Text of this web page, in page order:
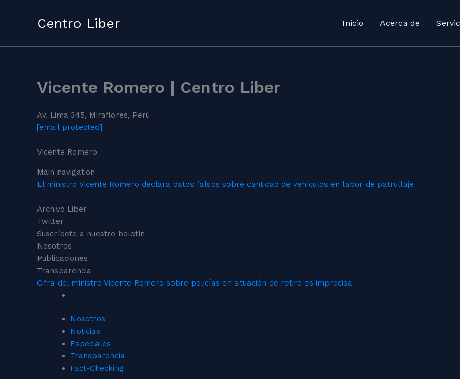
Centro Liber Inicio Acerca de
Vicente Romero | Centro Liber
Av. Lima 345, Miraflores, Perú
[email protected]
Vicente Romero
Main navigation
El ministro Vicente Romero declara datos falsos sobre cantidad de vehículos en labor de patrullaje
Archivo Liber
Twitter
Suscríbete a nuestro boletín
Nosotros
Publicaciones
Transparencia
Cifra del ministro Vicente Romero sobre policías en situación de retiro es imprecisa
Nosotros
Noticias
Especiales
Transparencia
Fact-Checking